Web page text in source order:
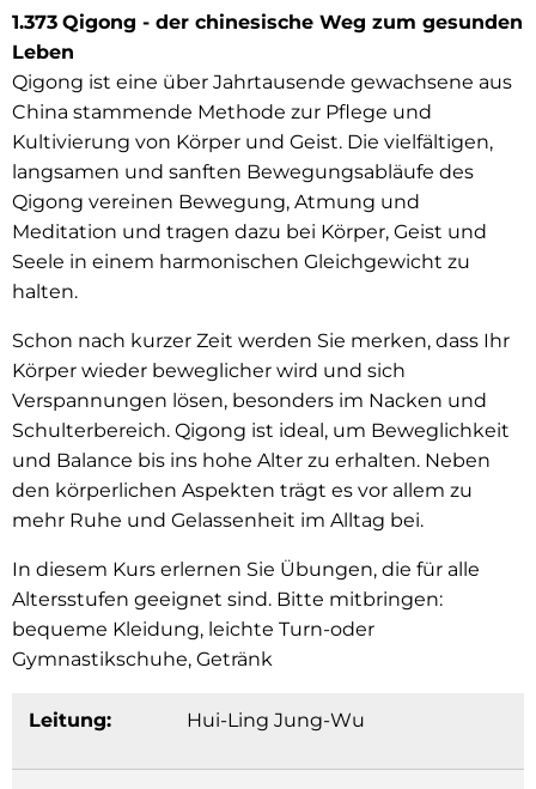
1.373 Qigong - der chinesische Weg zum gesunden
Leben
Qigong ist eine über Jahrtausende gewachsene aus
China stammende Methode zur Pflege und
Kultivierung von Körper und Geist. Die vielfältigen,
langsamen und sanften Bewegungsabläufe des
Qigong vereinen Bewegung, Atmung und
Meditation und tragen dazu bei Körper, Geist und
Seele in einem harmonischen Gleichgewicht zu
halten.
Schon nach kurzer Zeit werden Sie merken, dass Ihr
Körper wieder beweglicher wird und sich
Verspannungen lösen, besonders im Nacken und
Schulterbereich. Qigong ist ideal, um Beweglichkeit
und Balance bis ins hohe Alter zu erhalten. Neben
den körperlichen Aspekten trägt es vor allem zu
mehr Ruhe und Gelassenheit im Alltag bei.
In diesem Kurs erlernen Sie Übungen, die für alle
Altersstufen geeignet sind. Bitte mitbringen:
bequeme Kleidung, leichte Turn-oder
Gymnastikschuhe, Getränk
Leitung: Hui-Ling Jung-Wu